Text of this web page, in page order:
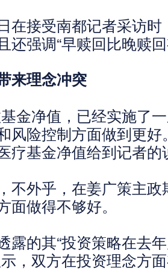
接受南都记者采访时
还强调“早赎回比晚赎
理念冲突
净值，已经实施了
风险控制方面做到更好
疗基金净值给到记者的
外乎，在姜广策主政
面做得不够好。
的其“投资策略在去
，双方在投资理念方